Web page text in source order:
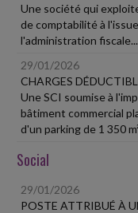
Une société qui
de comptabilité à
l'administration fiscale...
29/01/2026
CHARGES
Une SCI soumise à
bâtiment commercial
d'un parking de 1 350
Social
29/01/2026
POSTE ATTRIBUÉ À